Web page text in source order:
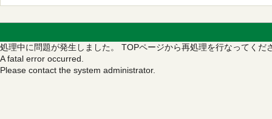
処理中に問題が発生しました。 TOPページから再処理を行なってくだ
A fatal error occurred.
Please contact the system administrator.